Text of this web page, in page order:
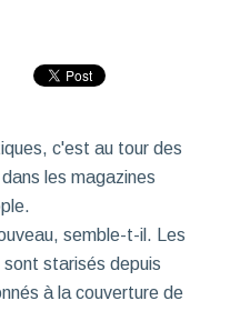
c'est au tour des
les magazines
semble-t-il. Les
starisés depuis
à la couverture de